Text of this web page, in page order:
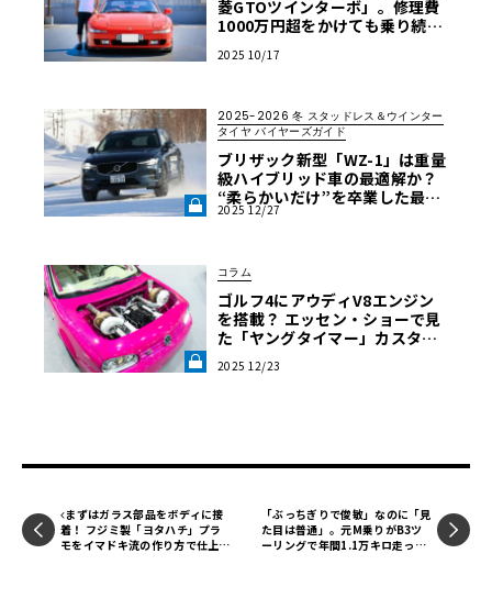
菱GTOツインターボ」。修理費
1000万円超をかけても乗り続け
2025 10/17
2025-2026 冬 スタッドレス＆ウインター
タイヤ バイヤーズガイド
ブリザック新型「WZ-1」は重量
級ハイブリッド車の最適解か？
“柔らかいだけ”を卒業した最新
スタッドレスの走りを検証《LE
2025 12/27
コラム
ゴルフ4にアウディV8エンジン
を搭載？ エッセン・ショーで見
た「ヤングタイマー」カスタム
B》
2025 12/23
まずはガラス部品をボディに接
着！ フジミ製「ヨタハチ」プラ
モをイマドキ流の作り方で仕上げ
「ぶっちぎりで俊敏」なのに「見
た目は普通」。元M乗りがB3ツ
ーリングで年間1.1万キロ走った